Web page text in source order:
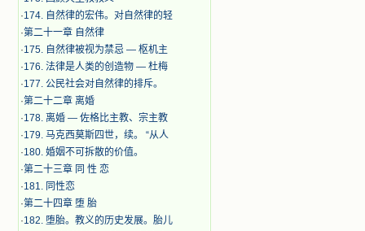
·174. 自然律的宏伟。对自然律的轻
·第二十一章 自然律
·175. 自然律被视为禁忌 — 枢机主
·176. 法律是人类的创造物 — 杜梅
·177. 公民社会对自然律的排斥。
·第二十二章 离婚
·178. 离婚 — 佐格比主教、宗主教
·179. 马克西莫斯四世，续。 “从人
·180. 婚姻不可拆散的价值。
·第二十三章 同 性 恋
·181. 同性恋
·第二十四章 堕 胎
·182. 堕胎。教义的历史发展。胎儿